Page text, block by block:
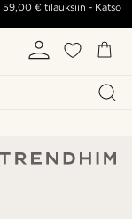
59,00 €tilauksiin - Katso